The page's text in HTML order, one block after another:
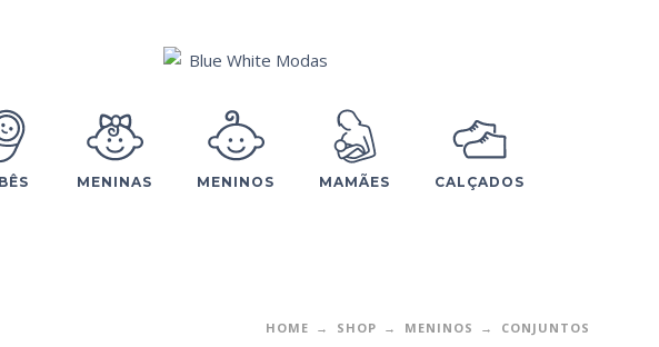
MENINAS MENINOS MAMÃES CALÇADOS
HOME SHOP MENINOS CONJUNTOS